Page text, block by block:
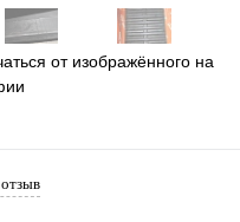
от изображённого на